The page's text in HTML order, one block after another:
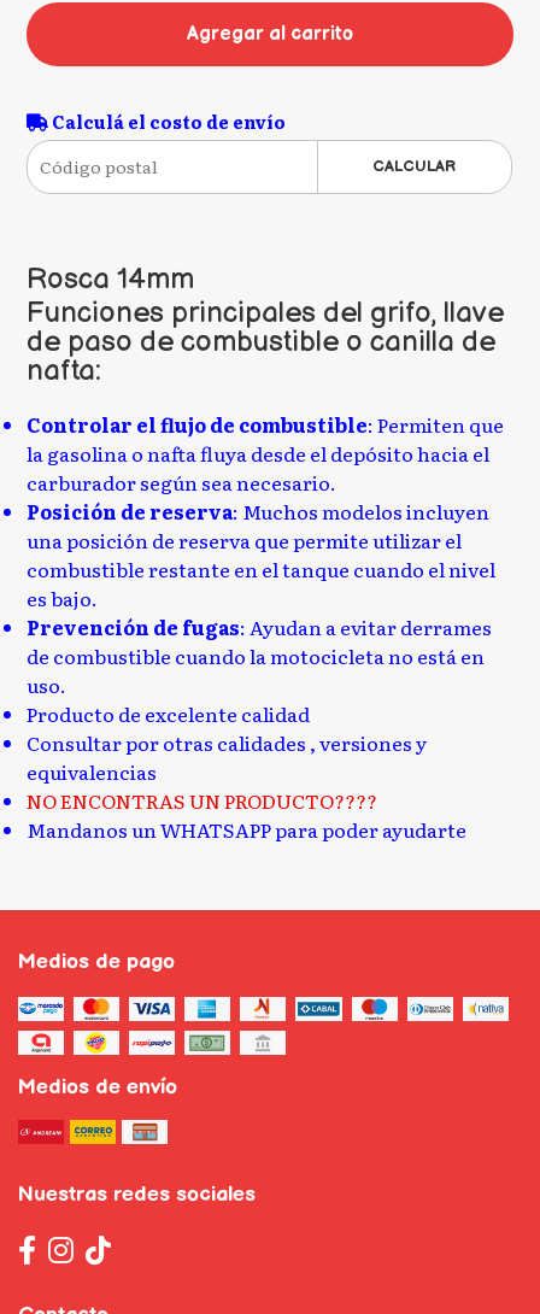
Agregar al carrito
Calculá el costo de envío
CALCULAR
Rosca 14mm
Funciones principales del grifo, llave
de paso de combustible o canilla de
nafta:
Controlar el flujo de combustible: Permiten que
la gasolina o nafta fluya desde el depósito hacia el
carburador según sea necesario.
Posición de reserva: Muchos modelos incluyen
una posición de reserva que permite utilizar el
combustible restante en el tanque cuando el nivel
es bajo.
Prevención de fugas: Ayudan a evitar derrames
de combustible cuando la motocicleta no está en
uso.
Producto de excelente calidad
Consultar por otras calidades , versiones y
equivalencias
NO ENCONTRAS UN PRODUCTO????
Mandanos un WHATSAPP para poder ayudarte
Medios de pago
Medios de envío
Nuestras redes sociales